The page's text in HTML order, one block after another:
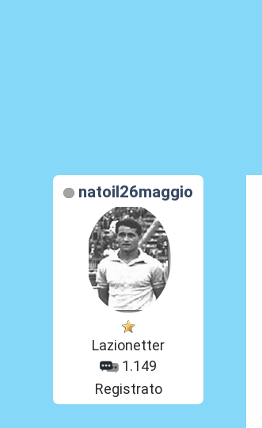
natoil26maggio
Lazionetter
1.149
Registrato